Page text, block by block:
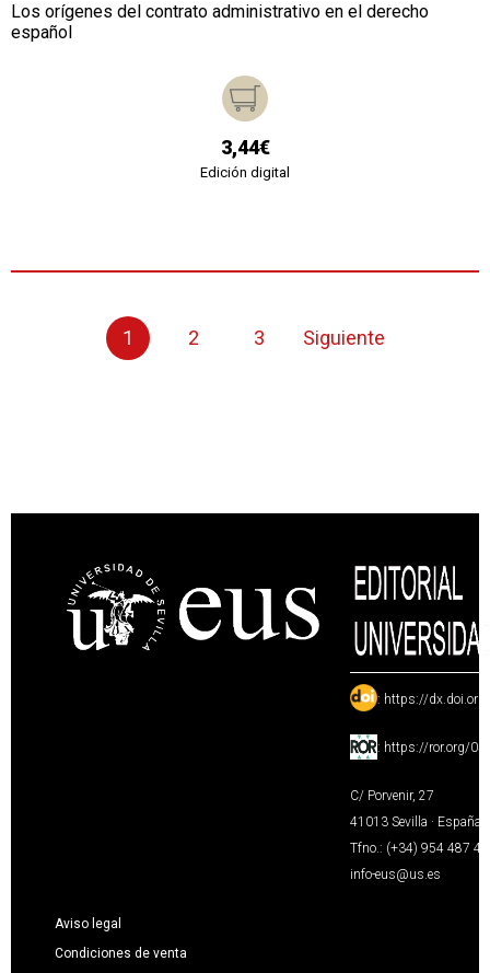
Los orígenes del contrato administrativo en el derecho
español
3,44€
Edición digital
1 2 3 Siguiente
: https://
: https://ror.org/
C/ Porvenir, 27
41013 Sevilla · España
Tfno.: (+34) 954 487
info-eus@us.es
Aviso legal
Condiciones de venta